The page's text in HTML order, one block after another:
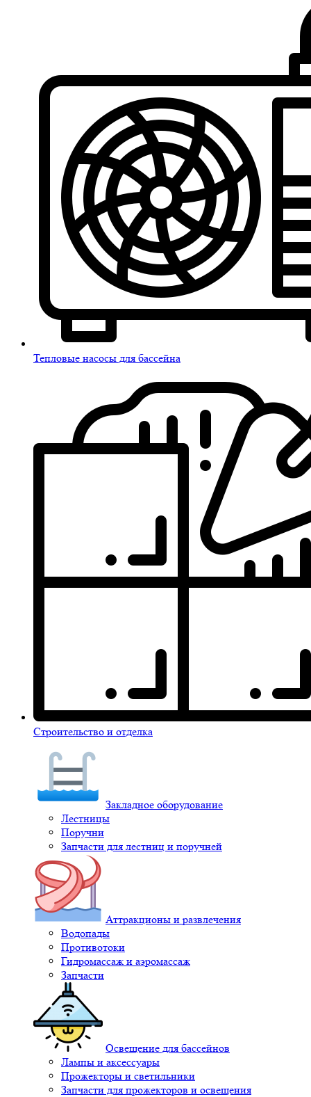
Тепловые насосы для бассейна
Строительство и отделка
Закладное оборудование
Лестницы
Поручни
Запчасти для лестниц и поручней
Аттракционы и развлечения
Водопады
Противотоки
Гидромассаж и аэромассаж
Запчасти
Освещение для бассейнов
Лампы и аксессуары
Прожекторы и светильники
Запчасти для прожекторов и освещения